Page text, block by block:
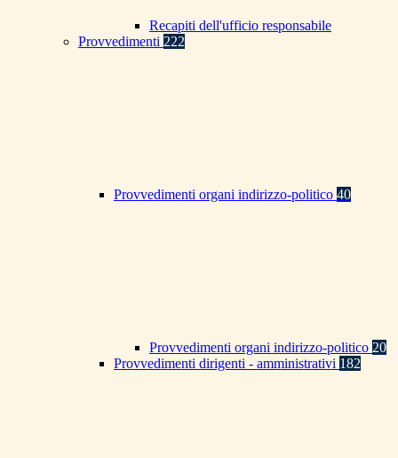
Recapiti dell'ufficio responsabile
Provvedimenti 222
Provvedimenti organi indirizzo-politico 40
Provvedimenti organi indirizzo-politico 20
Provvedimenti dirigenti - amministrativi 182